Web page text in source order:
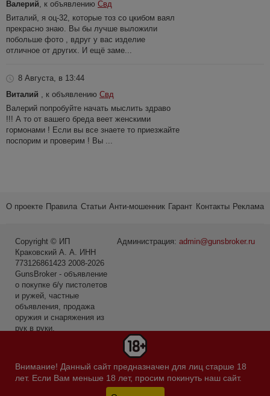
Валерий , к объявлению Свд
Виталий, я оц-32, которые тоз со цкибом ваял
прекрасно знаю. Вы бы лучше выложили
побольше фото , вдруг у вас изделие
отличное от других. И ещё заме...
8 Августа, в 13:44
Виталий
, к объявлению Свд
Валерий попробуйте начать мыслить здраво
!!! А то от вашего бреда веет женскими
гормонами ! Если вы все знаете то приезжайте
поспорим и проверим ! Вы ...
Внимание! Данный сайт предназначен для лиц старше 18
лет. Если Вам меньше 18 лет, просим покинуть наш сайт.
О проекте Правила Статьи Анти-мошенник Гарант Контакты Реклама
Администрация: admin@gunsbroker.ru
Copyright © ИП
Краковский А. А. ИНН
773126861423 2008-2026
GunsBroker - объявление
о покупке б/у пистолетов
и ружей, частные
объявления, продажа
оружия и снаряжения из
рук в руки.
и рыбалка по данным
Яндекс.Радар за